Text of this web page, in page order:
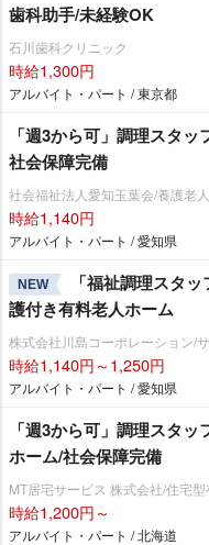
歯科助手/未経験OK
石川歯科クリニック
時給1,300円
アルバイト・パート / 東京都
「週3から可」調理スタ
社会保障完備
社会福祉法人愛知玉葉会/養護老
時給1,140円
アルバイト・パート / 愛知県
NEW
「福祉調理スタ
護付き有料老人ホーム
株式会社川島コーポレーション/
時給1,140円～1,250円
アルバイト・パート / 愛知県
「週3から可」調理スタ
ホーム/社会保障完備
MT居宅サービス 株式会社/住宅
時給1,200円～
アルバイト・パート / 北海道